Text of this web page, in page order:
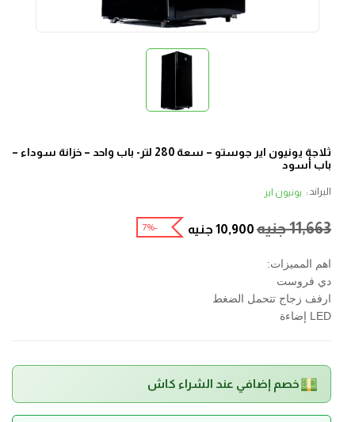
ثلاجة يونيون اير جوستو – سعة 280 لتر- باب واحد – خزانة سوداء –
باب أسود
البراند : يونيون اير
11,663جنيه 10,900 جنيه -7%
اهم المميزات:
دي فروست
ارفف زجاج تتحمل الضغط
LED إضاءة
خصم إضافي عند الشراء كاش